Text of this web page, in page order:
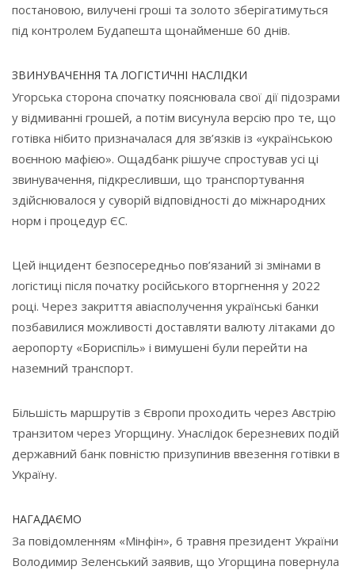
постановою, вилучені гроші та золото зберігатимуться
під контролем Будапешта щонайменше 60 днів.
ЗВИНУВАЧЕННЯ ТА ЛОГІСТИЧНІ НАСЛІДКИ
Угорська сторона спочатку пояснювала свої дії підозрами
у відмиванні грошей, а потім висунула версію про те, що
готівка нібито призначалася для зв’язків із «українською
воєнною мафією». Ощадбанк рішуче спростував усі ці
звинувачення, підкресливши, що транспортування
здійснювалося у суворій відповідності до міжнародних
норм і процедур ЄС.
Цей інцидент безпосередньо пов’язаний зі змінами в
логістиці після початку російського вторгнення у 2022
році. Через закриття авіасполучення українські банки
позбавилися можливості доставляти валюту літаками до
аеропорту «Бориспіль» і вимушені були перейти на
наземний транспорт.
Більшість маршрутів з Європи проходить через Австрію
транзитом через Угорщину. Унаслідок березневих подій
державний банк повністю призупинив ввезення готівки в
Україну.
НАГАДАЄМО
За повідомленням «Мінфін», 6 травня президент України
Володимир Зеленський заявив, що Угорщина повернула